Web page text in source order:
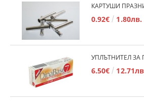
0.92€ 1.80лв.
УПЛЪТНИТЕЛ ЗА
6.50€